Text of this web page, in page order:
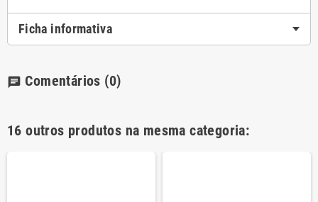
Ficha informativa
chat Comentários (0)
16 outros produtos na mesma categoria: